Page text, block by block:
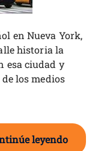
en Nueva York,
historia la
esa ciudad y
los medios
leyendo